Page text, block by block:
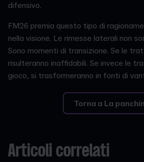
difensivo.
FM26 premia questo tipo di
nella visione. Le rimesse laterali non
Sono momenti di transizione. Se le
risulteranno inaffidabili. Se invece le
gioco, si trasformeranno in fonti di
Torna a La
Articoli correlati